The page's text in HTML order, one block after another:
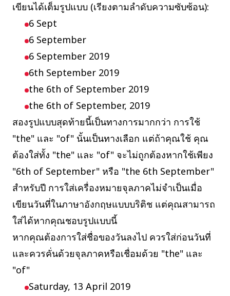
เขียนได้เต็มรูปแบบ (เรียงตามลำดับความซับซ้อน):
6 Sept
6 September
6 September 2019
6th September 2019
the 6th of September 2019
the 6th of September, 2019
สองรูปแบบสุดท้ายนี้เป็นทางการมากกว่า การใช้
"the" และ "of" นั้นเป็นทางเลือก แต่ถ้าคุณใช้ คุณ
ต้องใส่ทั้ง "the" และ "of" จะไม่ถูกต้องหากใช้เพียง
"6th of September" หรือ "the 6th September"
สำหรับปี การใส่เครื่องหมายจุลภาคไม่จำเป็นเมื่อ
เขียนวันที่ในภาษาอังกฤษแบบบริติช แต่คุณสามารถ
ใส่ได้หากคุณชอบรูปแบบนี้
หากคุณต้องการใส่ชื่อของวันลงไป ควรใส่ก่อนวันที่
และควรคั่นด้วยจุลภาคหรือเชื่อมด้วย "the" และ
"of"
Saturday, 13 April 2019